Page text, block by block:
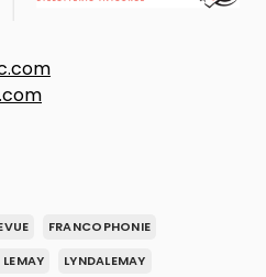
FRANCOPHONIE
LYNDALEMAY